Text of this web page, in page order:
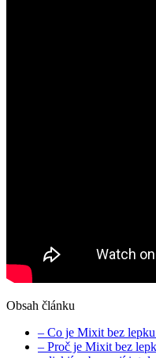
Obsah článku
– Co je Mixit bez
– Proč je Mixit bez